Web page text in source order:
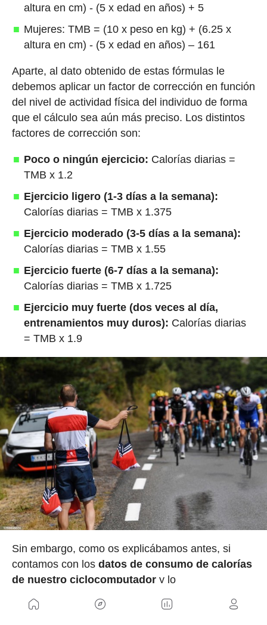
altura en cm) - (5 x edad en años) + 5
Mujeres: TMB = (10 x peso en kg) + (6.25 x
altura en cm) - (5 x edad en años) – 161
Aparte, al dato obtenido de estas fórmulas le
debemos aplicar un factor de corrección en función
del nivel de actividad física del individuo de forma
que el cálculo sea aún más preciso. Los distintos
factores de corrección son:
Poco o ningún ejercicio: Calorías diarias =
TMB x 1.2
Ejercicio ligero (1-3 días a la semana):
Calorías diarias = TMB x 1.375
Ejercicio moderado (3-5 días a la semana):
Calorías diarias = TMB x 1.55
Ejercicio fuerte (6-7 días a la semana):
Calorías diarias = TMB x 1.725
Ejercicio muy fuerte (dos veces al día,
entrenamientos muy duros): Calorías diarias
= TMB x 1.9
Sin embargo, como os explicábamos antes, si
contamos con los datos de consumo de calorías
de nuestro ciclocomputadory lo
complementamos con los proporcionados por un
dispositivo tipo pulsera de actividad tendremos